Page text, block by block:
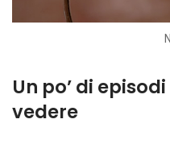
Un po’ di
vedere